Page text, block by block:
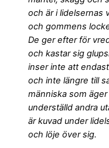
och är i lidelsernas
och gommens
De ger efter för
och kastar sig
inser inte att
och inte längre till
människa som
underställd andra
är kuvad under
och löje över sig.